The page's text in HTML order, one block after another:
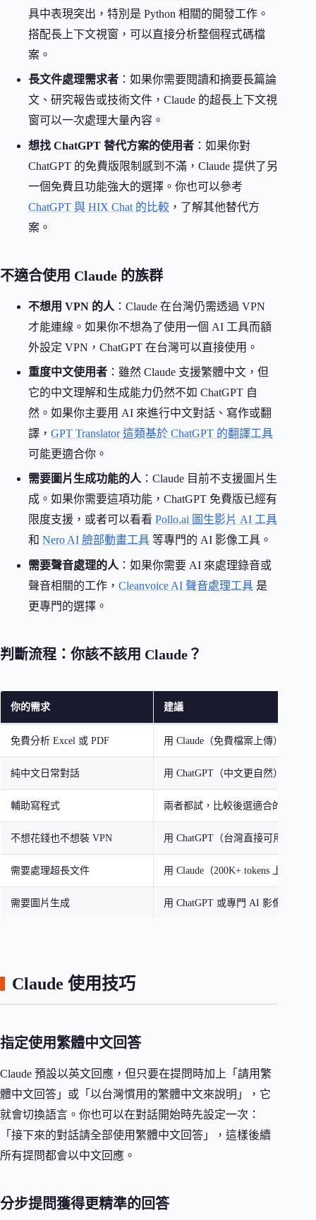
具中表現突出，特別是 Python 相關的開發工作。
搭配長上下文視窗，可以直接分析整個程式碼檔
案。
長文件處理需求者 ：如果你需要閱讀和摘要長篇論
文、研究報告或技術文件，Claude 的超長上下文視
窗可以一次處理大量內容。
想找 ChatGPT 替代方案的使用者 ：如果你對
ChatGPT 的免費版限制感到不滿，Claude 提供了另
一個免費且功能強大的選擇。你也可以參考
ChatGPT 與 HIX Chat 的比較 ，了解其他替代方
案。
不適合使用 Claude 的族群
不想用 VPN 的人 ：Claude 在台灣仍需透過 VPN
才能連線。如果你不想為了使用一個 AI 工具而額
外設定 VPN，ChatGPT 在台灣可以直接使用。
重度中文使用者 ：雖然 Claude 支援繁體中文，但
它的中文理解和生成能力仍然不如 ChatGPT 自
然。如果你主要用 AI 來進行中文對話、寫作或翻
譯， GPT Translator 這類基於 ChatGPT 的翻譯工具
可能更適合你。
需要圖片生成功能的人：Claude 目前不支援圖片生
成。如果你需要這項功能，ChatGPT 免費版已經有
限度支援，或者可以看看 Pollo.ai 圖生影片 AI 工具
和 Nero AI 臉部動畫工具 等專門的 AI 影像工具。
需要聲音處理的人 ：如果你需要 AI 來處理錄音或
聲音相關的工作， Cleanvoice AI 聲音處理工具 是
更專門的選擇。
判斷流程：你該不該用 Claude？
你的需求 建議
免費分析 Excel 或 PDF 用 Claude（免費檔案上傳）
純中文日常對話 用 ChatGPT（中文更自然）
輔助寫程式 兩者都試，比較後選適合的
不想花錢也不想裝 VPN 用 ChatGPT（台灣直接可用）
需要處理超長文件 用 Claude（200K+ tokens 上下文）
需要圖片生成 用 ChatGPT 或專門 AI 影像工具
Claude 使用技巧
指定使用繁體中文回答
Claude 預設以英文回應，但只要在提問時加上「請用繁
體中文回答」或「以台灣慣用的繁體中文來說明」，它
就會切換語言。你也可以在對話開始時先設定一次：
「接下來的對話請全部使用繁體中文回答」，這樣後續
所有提問都會以中文回應。
分步提問獲得更精準的回答